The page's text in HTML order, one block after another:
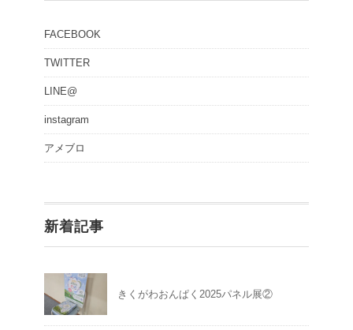
FACEBOOK
TWITTER
LINE@
instagram
アメブロ
新着記事
きくがわおんぱく2025パネル展②